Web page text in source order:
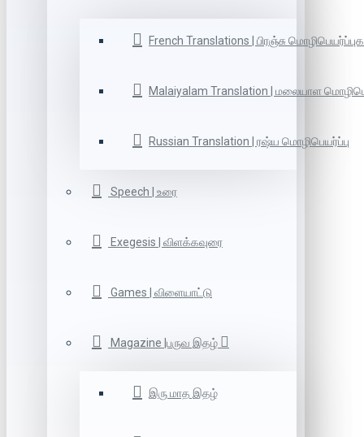
French Translations | பிரஞ்சு
Malaiyalam Translation | மலையாள
Russian Translation | ரஷ்ய மொழிபெயர்ப்பு
Speech | உரை
Exegesis | விளக்கவுரை
Games | விளையாட்டு
Magazine |பருவ இதழ்
இரு மாத இதழ்